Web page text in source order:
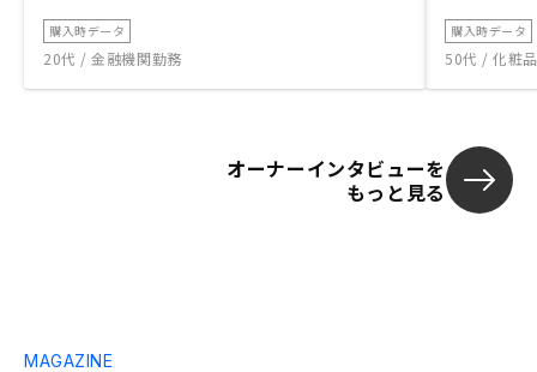
購入時データ
20代 / 金融機関勤務
購入時データ
50代 / 化粧
オーナーインタビューを
もっと見る
MAGAZINE